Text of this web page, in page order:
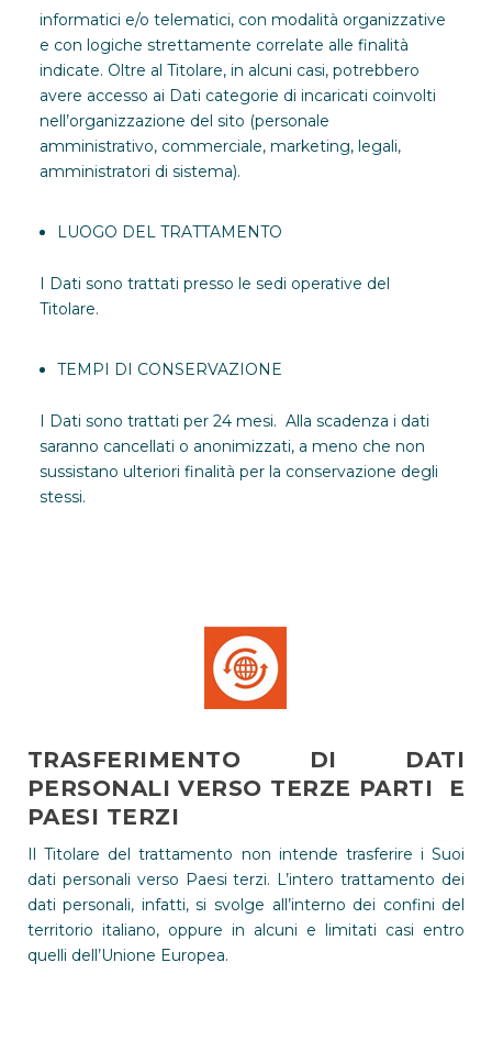
informatici e/o telematici, con modalità organizzative
e con logiche strettamente correlate alle finalità
indicate. Oltre al Titolare, in alcuni casi, potrebbero
avere accesso ai Dati categorie di incaricati coinvolti
nell’organizzazione del sito (personale
amministrativo, commerciale, marketing, legali,
amministratori di sistema).
LUOGO DEL TRATTAMENTO
I Dati sono trattati presso le sedi operative del
Titolare.
TEMPI DI CONSERVAZIONE
I Dati sono trattati per 24 mesi. Alla scadenza i dati
saranno cancellati o anonimizzati, a meno che non
sussistano ulteriori finalità per la conservazione degli
stessi.
TRASFERIMENTO DI DATI
PERSONALI VERSO TERZE PARTI E
PAESI TERZI
Il Titolare del trattamento non intende trasferire i Suoi
dati personali verso Paesi terzi. L’intero trattamento dei
dati personali, infatti, si svolge all’interno dei confini del
territorio italiano, oppure in alcuni e limitati casi entro
quelli dell’Unione Europea.